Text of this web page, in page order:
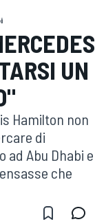
UN
Hamilton non
di
ad Abu Dhabi e
che